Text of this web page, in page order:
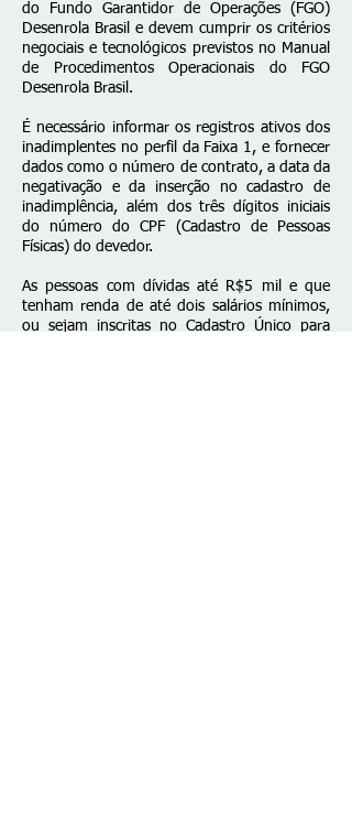
do
Fundo Garantidor de Operações (FGO)
Desenrola Brasil e devem cumprir os critérios
negociais e tecnológicos previstos no Manual
de Procedimentos Operacionais do FGO
Desenrola Brasil.
É necessário informar os registros ativos dos
inadimplentes no perfil da Faixa 1, e fornecer
dados como o número de contrato, a data da
negativação e da inserção no cadastro de
inadimplência, além dos três dígitos iniciais
do número do CPF (Cadastro de Pessoas
Físicas) do devedor.
As pessoas com dívidas até R$5 mil e que
tenham renda de até dois salários mínimos,
ou sejam inscritas no Cadastro Único para